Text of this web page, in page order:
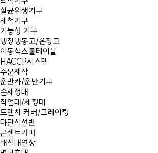
살균위생기구
세척기구
기능성 기구
냉장냉동고/온장고
이동식스툴테이블
HACCP시스템
주문제작
운반카/운반기구
손세정대
작업대/세정대
트렌치 커버/그레이팅
다단식선반
콘센트커버
배식대연장